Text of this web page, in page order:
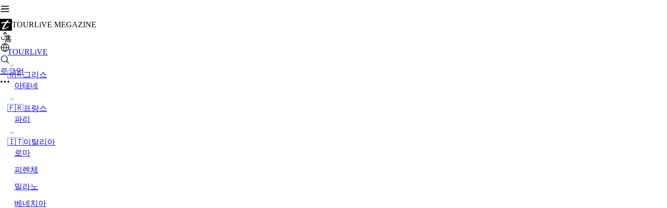
TOURLiVE MEGAZINE
로그인
홈
TOURLiVE
🇬🇷그리스
아테네
🇫🇷프랑스
파리
🇮🇹이탈리아
로마
피렌체
밀라노
베네치아